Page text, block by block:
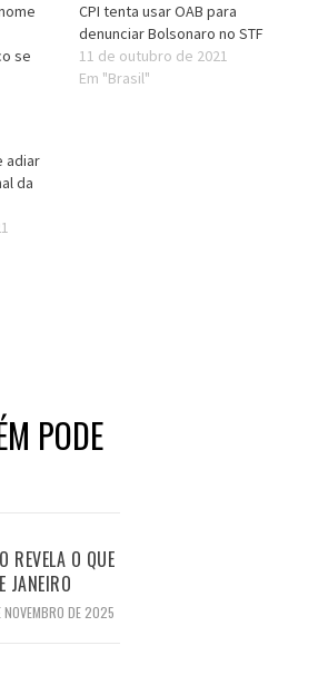
se
CPI tenta usar OAB para
denunciar Bolsonaro no STF
11 de outubro de 2021
Em "Brasil"
adiar
da
PODE
REVELA O QUE
JANEIRO
NOVEMBRO DE 2025